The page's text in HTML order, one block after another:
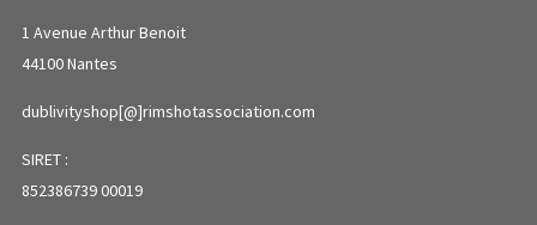
1 Avenue Arthur Benoit
44100 Nantes
dublivityshop[@]rimshotassociation.com
SIRET :
852386739 00019